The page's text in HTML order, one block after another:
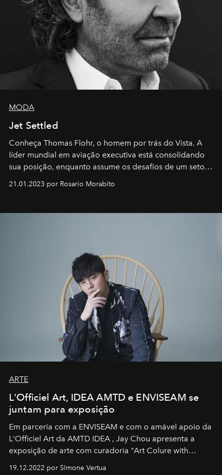
MODA
Jet Settled
Conheça Thomas Flohr, o homem por trás do Vista. A
líder mundial em aviação executiva está consolidando
sua posição, enquanto assume os desafios de um setor
21.01.2023 por Rosario Morabito
ARTE
L'Officiel Art, IDEA AMTD e ENVISEAM se
juntam para exposição
Em parceria com a ENVISEAM e com o amável apoio da
L'Officiel Art da AMTD IDEA , Jay Chou apresenta a
exposição de arte com curadoria "Art Colure with
19.12.2022 por SImone Vertua